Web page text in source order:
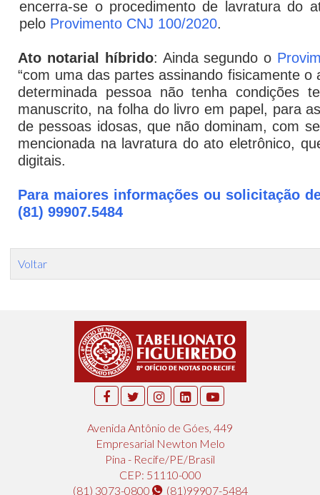
encerra-se o procedimento de lavratura do
pelo Provimento CNJ 100/2020.
Ato notarial híbrido: Ainda segundo o
“com uma das partes assinando fisicamente
determinada pessoa não tenha condições
manuscrito, na folha do livro em papel, para
de pessoas idosas, que não dominam, com
mencionada na lavratura do ato eletrônico,
digitais.
Para maiores informações ou solicitação
(81) 99907.5484
Voltar
Avenida Antônio de Góes, 449
Empresarial Newton Melo
Pina - Recife/PE/Brasil
CEP: 51110-000
(81) 3073-0800
(81)99907-5484